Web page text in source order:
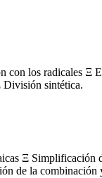
los radicales Ξ
sintética.
Ξ Simplificación
de la combinación